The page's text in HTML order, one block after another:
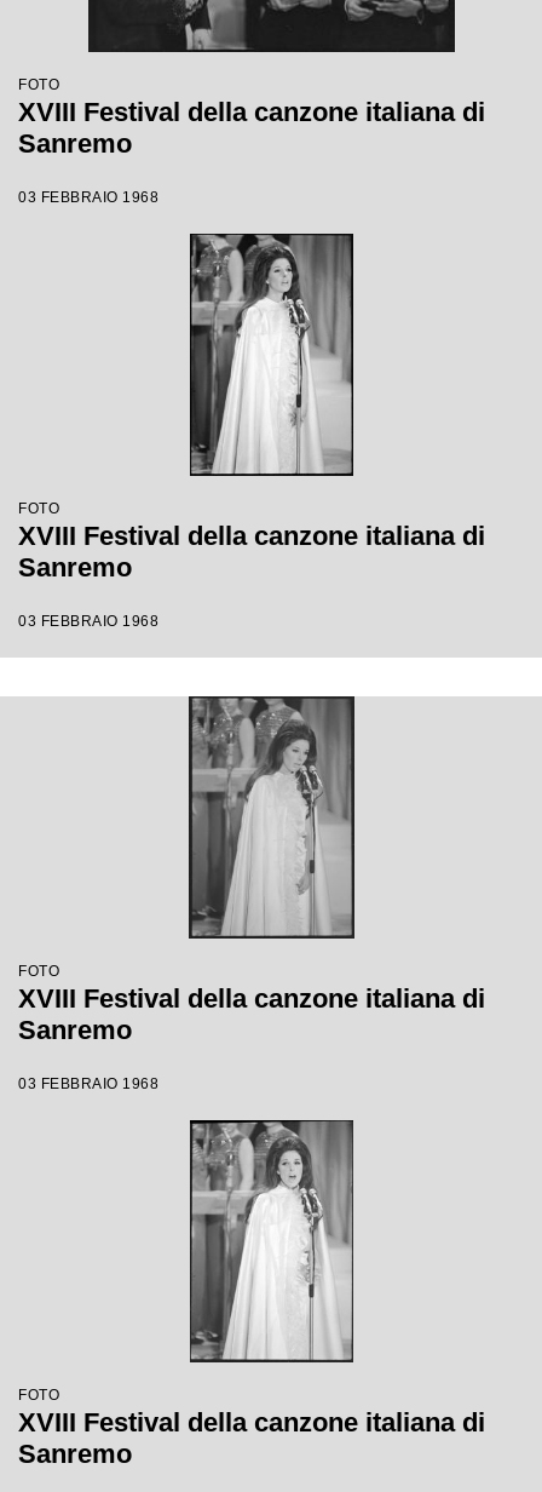
FOTO
XVIII Festival della canzone italiana di
Sanremo
03 FEBBRAIO 1968
FOTO
XVIII Festival della canzone italiana di
Sanremo
03 FEBBRAIO 1968
FOTO
XVIII Festival della canzone italiana di
Sanremo
03 FEBBRAIO 1968
FOTO
XVIII Festival della canzone italiana di
Sanremo